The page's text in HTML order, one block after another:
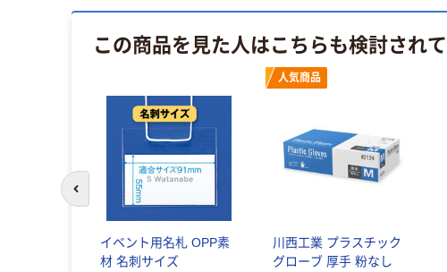
この商品を見た人はこちらも検討され
イベント用名札 OPP素
材 名刺サイズ
人気商品
川西工業 プラスチック
グローブ 厚手 粉なし
前のスライドへ